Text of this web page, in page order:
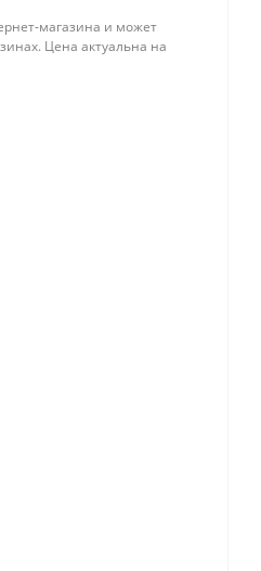
магазина и может
Цена актуальна на